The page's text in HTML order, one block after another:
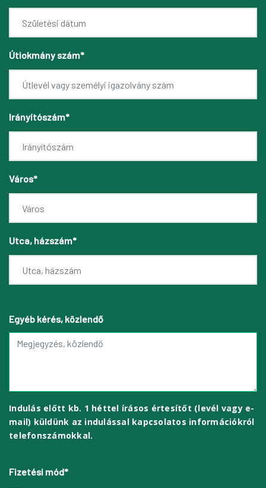
Útiokmány szám*
Irányítószám*
Város*
Utca, házszám*
Egyéb kérés, közlendő
Indulás előtt kb. 1 héttel írásos értesítőt (levél vagy e-
mail) küldünk az indulással kapcsolatos információkról
telefonszámokkal.
Fizetési mód*